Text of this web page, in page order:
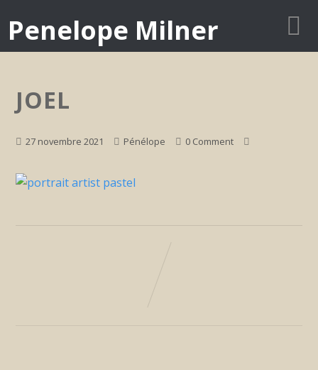
Penelope Milner
JOEL
27 novembre 2021 Pénélope 0 Comment